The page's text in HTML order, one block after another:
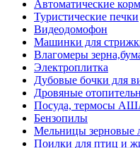
Автоматические
Туристические печки
Видеодомофон
Машинки для
Влагомеры
Электроплитка
Дубовые бочки для
Дровяные
Посуда, термосы
Бензопилы
Мельницы зерновые
Поилки для птиц и